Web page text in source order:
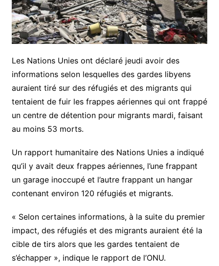
Les Nations Unies ont déclaré jeudi avoir des
informations selon lesquelles des gardes libyens
auraient tiré sur des réfugiés et des migrants qui
tentaient de fuir les frappes aériennes qui ont frappé
un centre de détention pour migrants mardi, faisant
au moins 53 morts.
Un rapport humanitaire des Nations Unies a indiqué
qu’il y avait deux frappes aériennes, l’une frappant
un garage inoccupé et l’autre frappant un hangar
contenant environ 120 réfugiés et migrants.
« Selon certaines informations, à la suite du premier
impact, des réfugiés et des migrants auraient été la
cible de tirs alors que les gardes tentaient de
s’échapper », indique le rapport de l’ONU.